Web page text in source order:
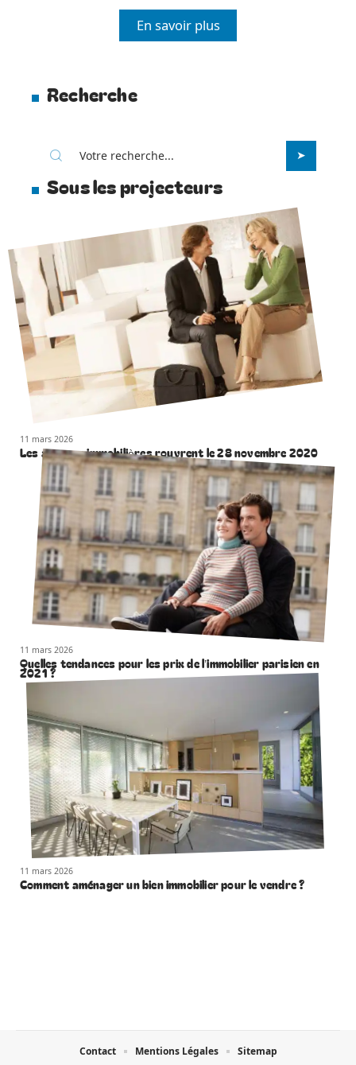
En savoir plus
Recherche
Sous les projecteurs
11 mars 2026
Les agences immobilières rouvrent le 28 novembre 2020
11 mars 2026
Quelles tendances pour les prix de l’immobilier parisien en
2021 ?
11 mars 2026
Comment aménager un bien immobilier pour le vendre ?
Contact Mentions Légales Sitemap